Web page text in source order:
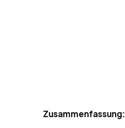
Zusammenfassung: